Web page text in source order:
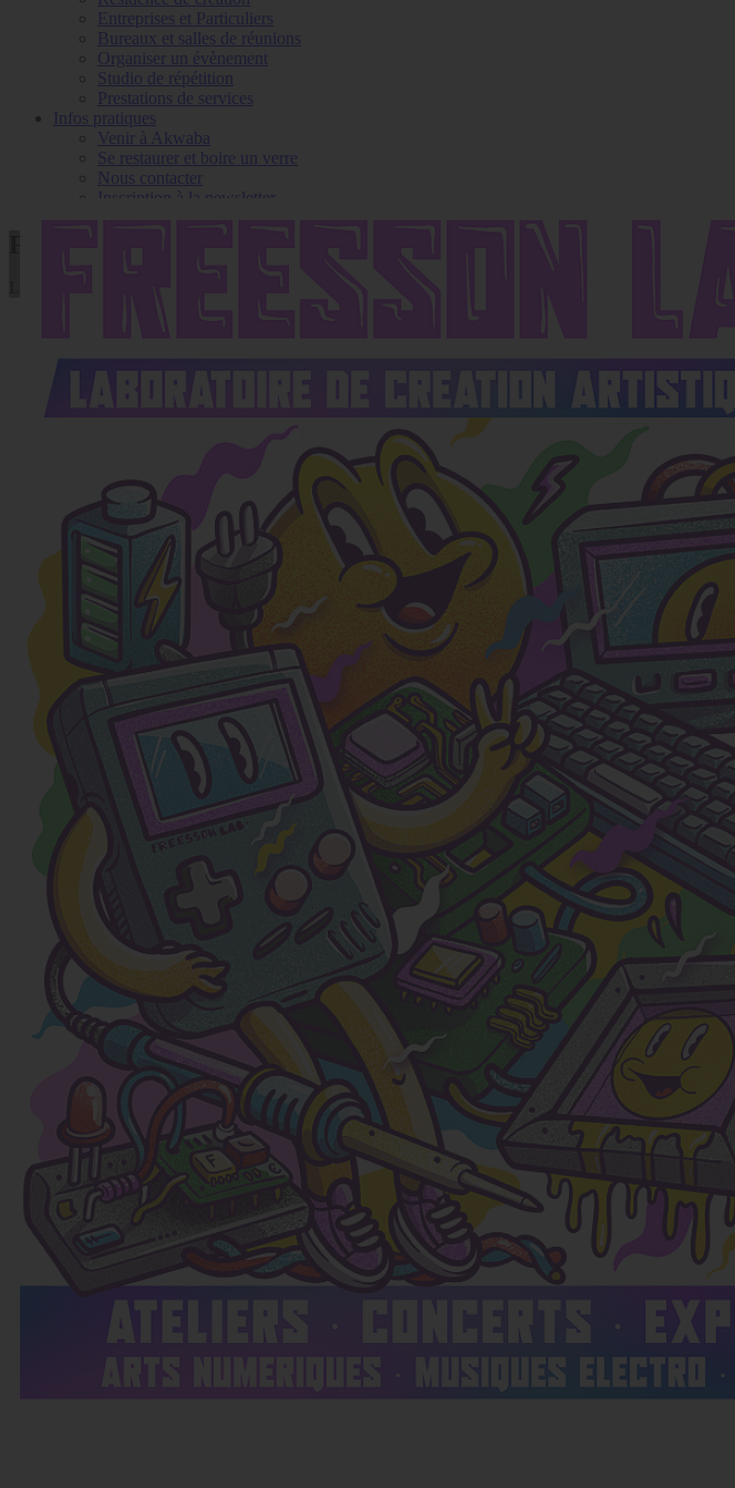
Entreprises et Particuliers
Bureaux et salles de réunions
Organiser un évènement
Studio de répétition
Prestations de services
Infos pratiques
Venir à Akwaba
Se restaurer et boire un verre
Nous contacter
Inscription à la newsletter
FREESSON LAB
Laboratoire de création artistique